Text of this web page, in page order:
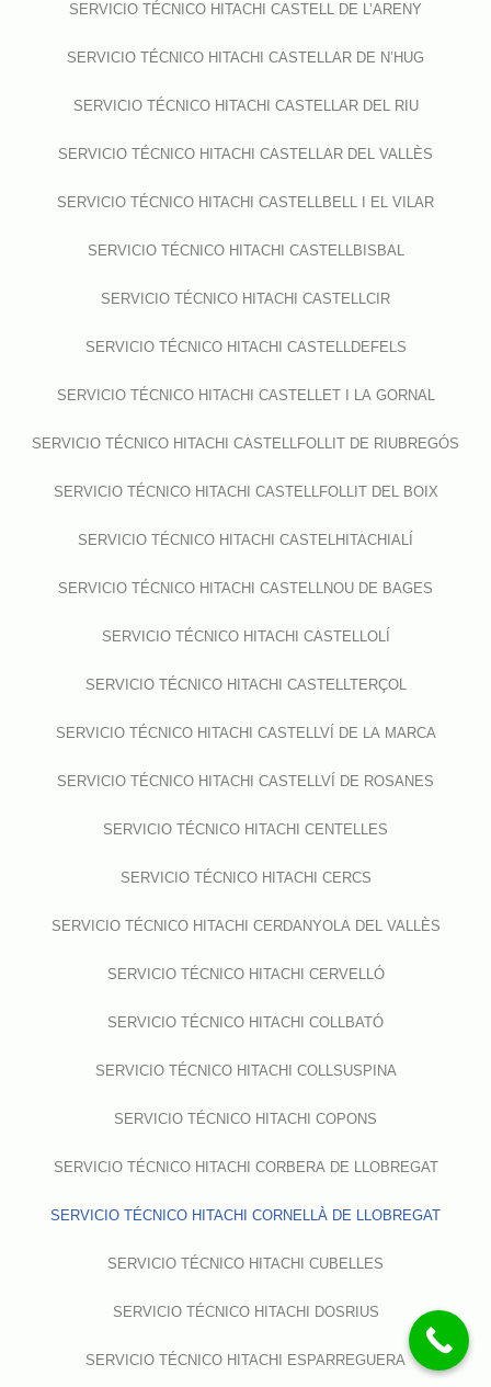
SERVICIO TÉCNICO HITACHI CASTELL DE L’ARENY
SERVICIO TÉCNICO HITACHI CASTELLAR DE N’HUG
SERVICIO TÉCNICO HITACHI CASTELLAR DEL RIU
SERVICIO TÉCNICO HITACHI CASTELLAR DEL VALLÈS
SERVICIO TÉCNICO HITACHI CASTELLBELL I EL VILAR
SERVICIO TÉCNICO HITACHI CASTELLBISBAL
SERVICIO TÉCNICO HITACHI CASTELLCIR
SERVICIO TÉCNICO HITACHI CASTELLDEFELS
SERVICIO TÉCNICO HITACHI CASTELLET I LA GORNAL
SERVICIO TÉCNICO HITACHI CASTELLFOLLIT DE RIUBREGÓS
SERVICIO TÉCNICO HITACHI CASTELLFOLLIT DEL BOIX
SERVICIO TÉCNICO HITACHI CASTELHITACHIALÍ
SERVICIO TÉCNICO HITACHI CASTELLNOU DE BAGES
SERVICIO TÉCNICO HITACHI CASTELLOLÍ
SERVICIO TÉCNICO HITACHI CASTELLTERÇOL
SERVICIO TÉCNICO HITACHI CASTELLVÍ DE LA MARCA
SERVICIO TÉCNICO HITACHI CASTELLVÍ DE ROSANES
SERVICIO TÉCNICO HITACHI CENTELLES
SERVICIO TÉCNICO HITACHI CERCS
SERVICIO TÉCNICO HITACHI CERDANYOLA DEL VALLÈS
SERVICIO TÉCNICO HITACHI CERVELLÓ
SERVICIO TÉCNICO HITACHI COLLBATÓ
SERVICIO TÉCNICO HITACHI COLLSUSPINA
SERVICIO TÉCNICO HITACHI COPONS
SERVICIO TÉCNICO HITACHI CORBERA DE LLOBREGAT
SERVICIO TÉCNICO HITACHI CORNELLÀ DE LLOBREGAT
SERVICIO TÉCNICO HITACHI CUBELLES
SERVICIO TÉCNICO HITACHI DOSRIUS
SERVICIO TÉCNICO HITACHI ESPARREGUERA